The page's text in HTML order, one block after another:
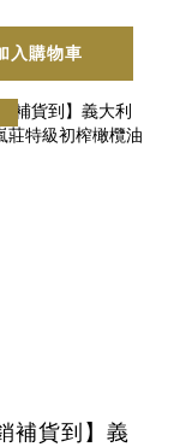
入購物車
補貨到】義